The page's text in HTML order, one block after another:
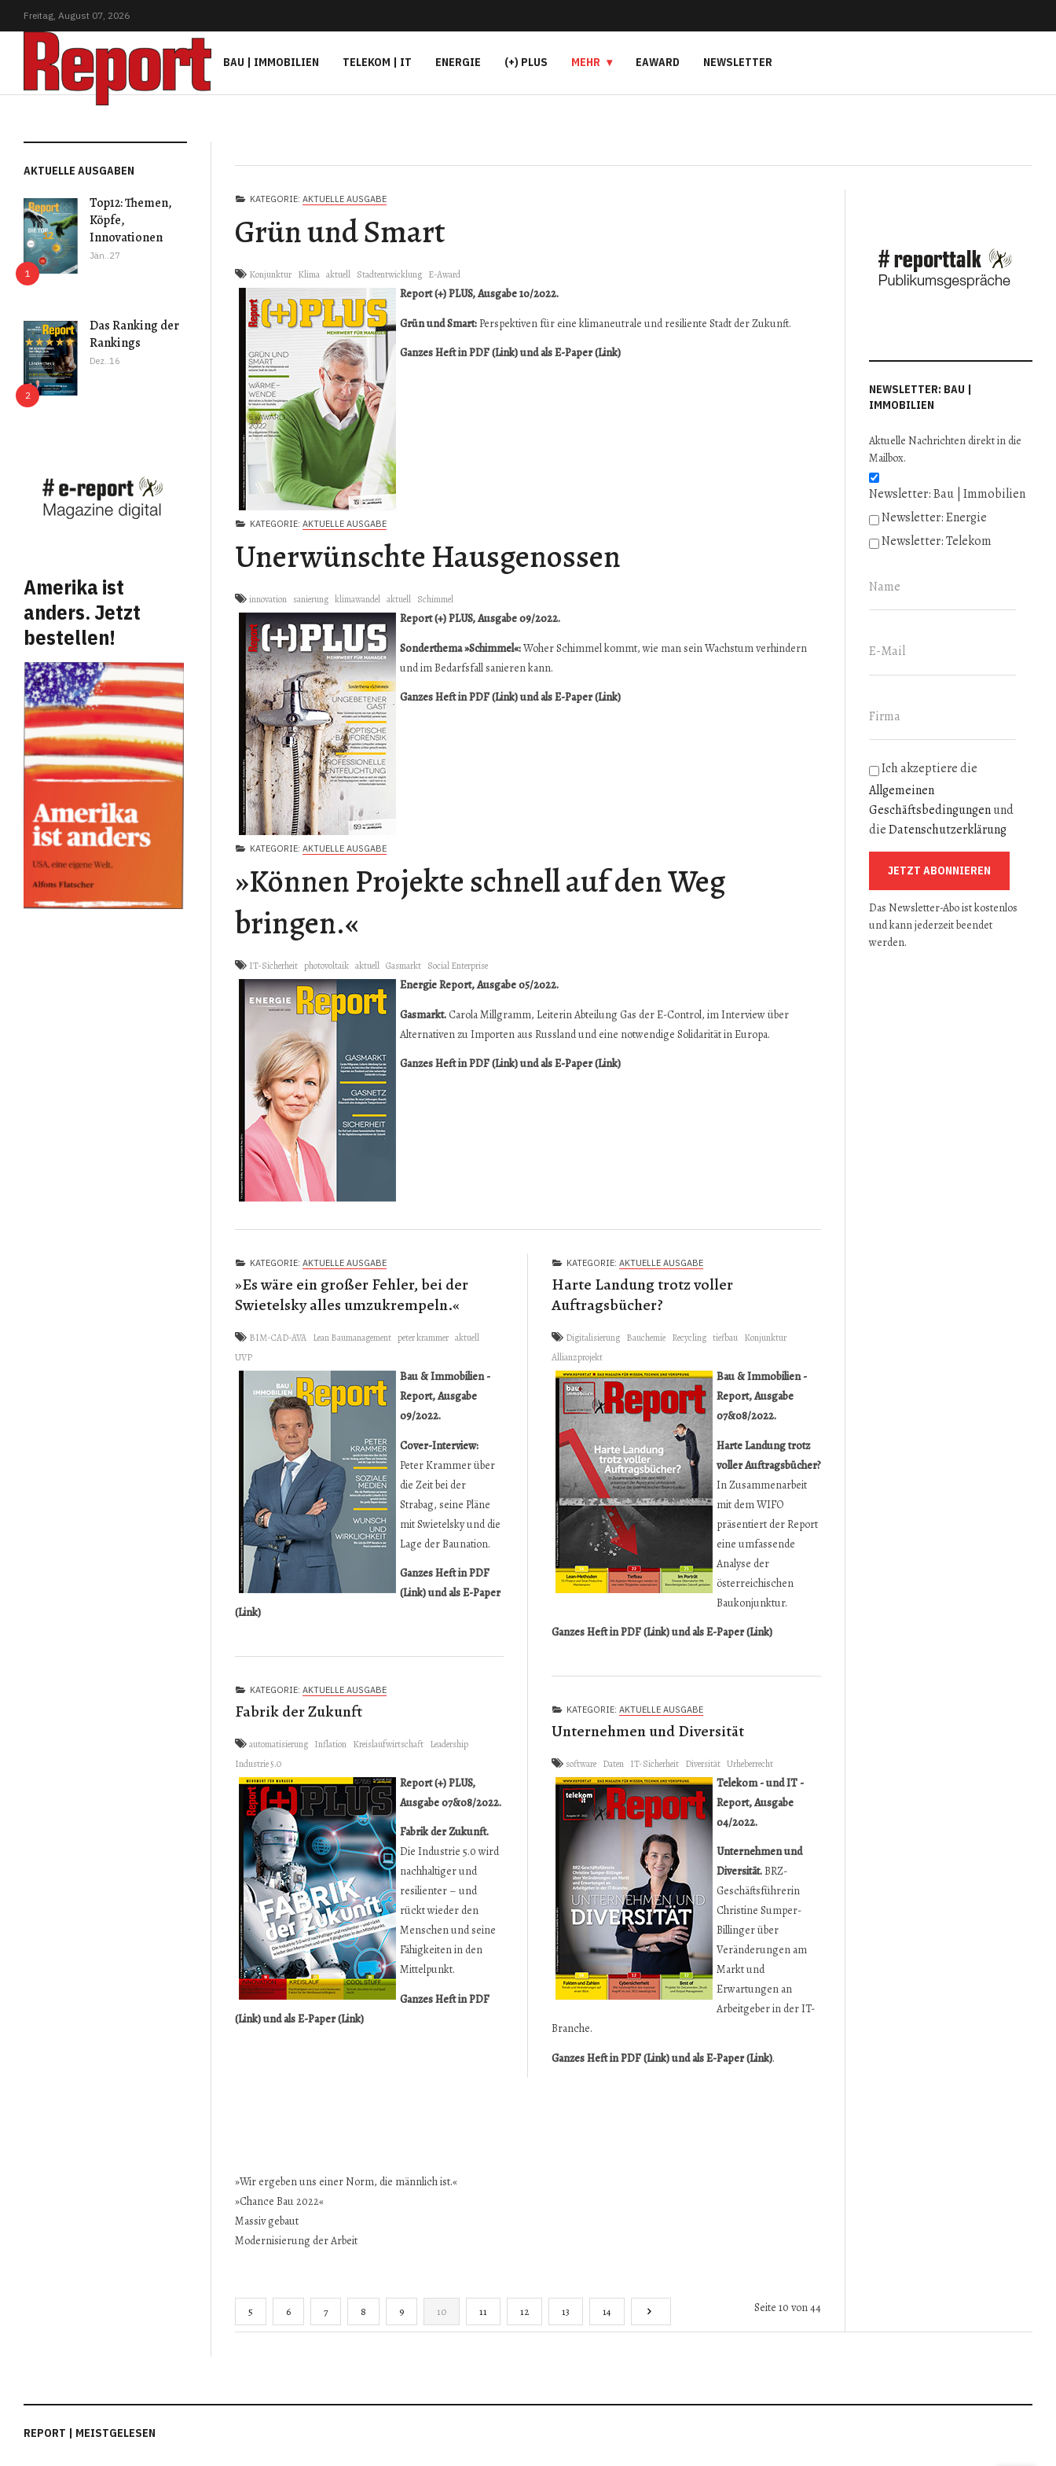
Freitag, August 07, 2026
BAU | IMMOBILIEN TELEKOM | IT ENERGIE (+) PLUS MEHR EAWARD NEWSLETTER
AKTUELLE AUSGABEN
Top12: Themen,
Köpfe,
Innovationen
Jän..27
Das Ranking der
Rankings
Dez..16
Amerika ist
anders. Jetzt
bestellen!
KATEGORIE:AKTUELLE AUSGABE
Grün und Smart
Konjunktur Klima aktuell Stadtentwicklung E-Award
Report (+) PLUS, Ausgabe 10/2022.
Grün und Smart:Perspektiven für eine klimaneutrale und resiliente Stadt der Zukunft.
Ganzes Heft in PDF (Link)und alsE-Paper (Link)
KATEGORIE:AKTUELLE AUSGABE
Unerwünschte Hausgenossen
innovation sanierung klimawandel aktuell Schimmel
Report (+) PLUS, Ausgabe 09/2022.
Sonderthema »Schimmel«:Woher Schimmel kommt, wie man sein Wachstum verhindern
und im Bedarfsfall sanieren kann.
Ganzes Heft in PDF (Link)und alsE-Paper (Link)
KATEGORIE:AKTUELLE AUSGABE
»Können Projekte schnell auf den Weg
bringen.«
IT-Sicherheit photovoltaik aktuell Gasmarkt Social Enterprise
Energie Report, Ausgabe 05/2022.
Gasmarkt.Carola Millgramm, Leiterin Abteilung Gas der E-Control, im Interview über
Alternativen zu Importen aus Russland und eine notwendige Solidarität in Europa.
Ganzes Heft in PDF (Link)und alsE-Paper (Link)
KATEGORIE:AKTUELLE AUSGABE
»Es wäre ein großer Fehler, bei der
Swietelsky alles umzukrempeln.«
BIM-CAD-AVA Lean Baumanagement peter krammer aktuell
UVP
Bau & Immobilien -
Report, Ausgabe
09/2022.
Cover-Interview:
Peter Krammer über
die Zeit bei der
Strabag, seine Pläne
mit Swietelsky und die
Lage der Baunation.
Ganzes Heft in PDF
(Link)und alsE-Paper
(Link)
KATEGORIE:AKTUELLE AUSGABE
Fabrik der Zukunft
automatisierung Inflation Kreislaufwirtschaft Leadership
Industrie 5.0
Report (+) PLUS,
Ausgabe 07&08/2022.
Fabrik der Zukunft.
Die Industrie 5.0 wird
nachhaltiger und
resilienter – und
rückt wieder den
Menschen und seine
Fähigkeiten in den
Mittelpunkt.
Ganzes Heft in PDF
(Link)und alsE-Paper (Link)
KATEGORIE:AKTUELLE AUSGABE
Harte Landung trotz voller
Auftragsbücher?
Digitalisierung Bauchemie Recycling tiefbau Konjunktur
Allianzprojekt
Bau & Immobilien -
Report, Ausgabe
07&08/2022.
Harte Landung trotz
voller Auftragsbücher?
In Zusammenarbeit
mit dem WIFO
präsentiert der Report
eine umfassende
Analyse der
österreichischen
Baukonjunktur.
Ganzes Heft in PDF (Link)und alsE-Paper (Link)
KATEGORIE:AKTUELLE AUSGABE
Unternehmen und Diversität
software Daten IT-Sicherheit Diversität Urheberrecht
Telekom - und IT -
Report, Ausgabe
04/2022.
Unternehmen und
Diversität.BRZ-
Geschäftsführerin
Christine Sumper-
Billinger über
Veränderungen am
Markt und
Erwartungen an
Arbeitgeber in der IT-
Branche.
Ganzes Heft in PDF (Link)und alsE-Paper (Link).
»Wir ergeben uns einer Norm, die männlich ist.«
»Chance Bau 2022«
Massiv gebaut
Modernisierung der Arbeit
Seite 10 von 44
5 6 7 8 9 10 11 12 13 14
NEWSLETTER: BAU |
IMMOBILIEN
Aktuelle Nachrichten direkt in die
Mailbox.
Newsletter: Bau | Immobilien
Newsletter: Energie
Newsletter: Telekom
Ich akzeptiere die
Allgemeinen
Geschäftsbedingungenund
dieDatenschutzerklärung
JETZT ABONNIEREN
Das Newsletter-Abo ist kostenlos
und kann jederzeit beendet
werden.
REPORT | MEISTGELESEN